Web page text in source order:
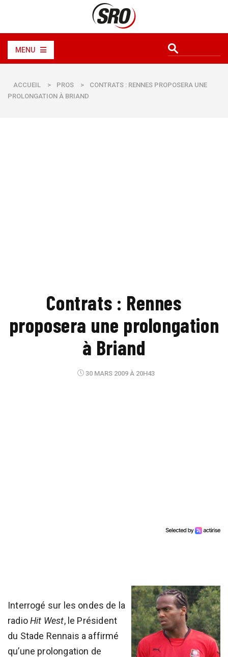
MENU
ACCUEIL > PROS >
CONTRATS : RENNES PROPOSERA UNE
PROLONGATION À BRIAND
Contrats : Rennes
proposera une prolongation
à Briand
30 MARS 2009 À 20H43
Interrogé sur les ondes de la
radioHit West, le Président
du Stade Rennais a affirmé
qu’une prolongation de